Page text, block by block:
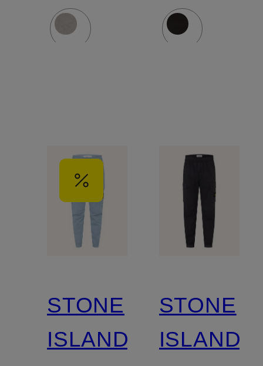
kroju
kroju
STONE
ISLAND
STONE
ISLAND